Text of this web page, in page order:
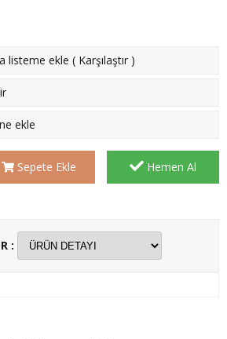
listeme ekle ( Karşılaştır )
ekle
Sepete Ekle Hemen Al
: